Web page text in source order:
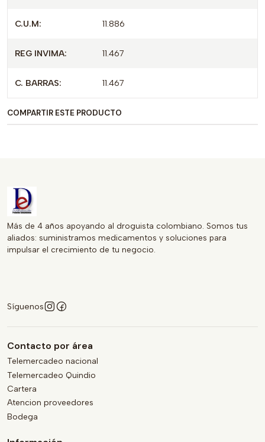
C.U.M: 11.886
REG INVIMA: 11.467
C. BARRAS: 11.467
COMPARTIR ESTE PRODUCTO
Más de 4 años apoyando al droguista colombiano. Somos tus
aliados: suministramos medicamentos y soluciones para
impulsar el crecimiento de tu negocio.
Síguenos
Contacto por área
Telemercadeo nacional
Telemercadeo Quindio
Cartera
Atencion proveedores
Bodega